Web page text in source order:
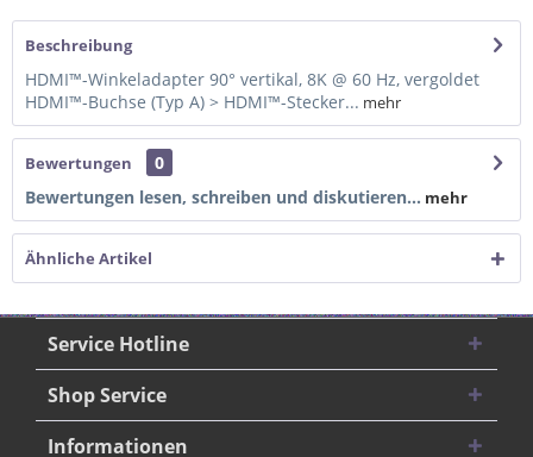
Beschreibung
HDMI™-Winkeladapter 90° vertikal, 8K @ 60 Hz, vergoldet
HDMI™-Buchse (Typ A) > HDMI™-Stecker... mehr
Bewertungen
0
Bewertungen lesen, schreiben und diskutieren... mehr
Ähnliche Artikel
Service Hotline
Shop Service
Informationen